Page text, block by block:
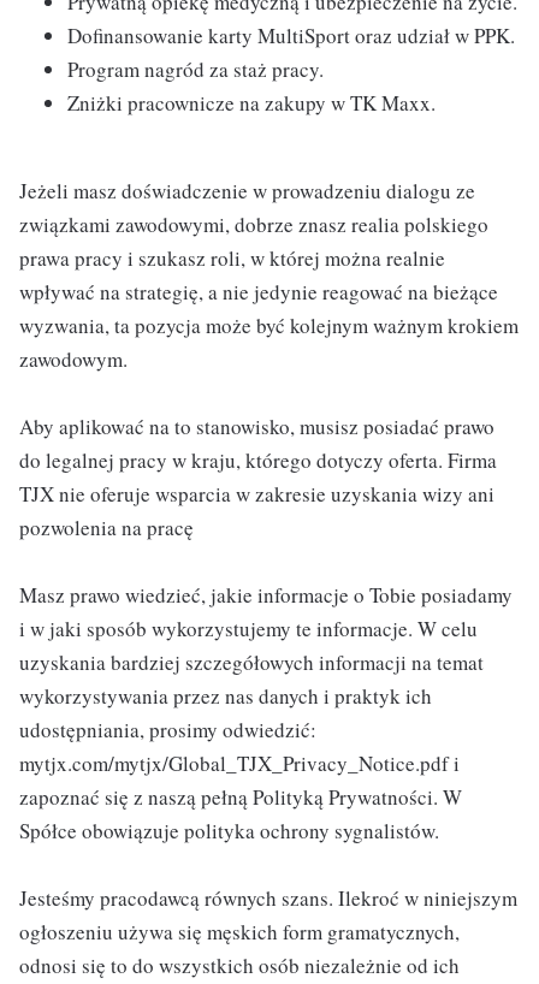
Dofinansowanie karty MultiSport oraz udział w PPK.
Program nagród za staż pracy.
Zniżki pracownicze na zakupy w TK Maxx.
Jeżeli masz doświadczenie w prowadzeniu dialogu ze
związkami zawodowymi, dobrze znasz realia polskiego
prawa pracy i szukasz roli, w której można realnie
wpływać na strategię, a nie jedynie reagować na bieżące
wyzwania, ta pozycja może być kolejnym ważnym krokiem
zawodowym.
Aby aplikować na to stanowisko, musisz posiadać prawo
do legalnej pracy w kraju, którego dotyczy oferta. Firma
TJX nie oferuje wsparcia w zakresie uzyskania wizy ani
pozwolenia na pracę
Masz prawo wiedzieć, jakie informacje o Tobie posiadamy
i w jaki sposób wykorzystujemy te informacje. W celu
uzyskania bardziej szczegółowych informacji na temat
wykorzystywania przez nas danych i praktyk ich
udostępniania, prosimy odwiedzić:
mytjx.com/mytjx/Global_TJX_Privacy_Notice.pdf i
zapoznać się z naszą pełną Polityką Prywatności. W
Spółce obowiązuje polityka ochrony sygnalistów.
Jesteśmy pracodawcą równych szans. Ilekroć w niniejszym
ogłoszeniu używa się męskich form gramatycznych,
odnosi się to do wszystkich osób niezależnie od ich